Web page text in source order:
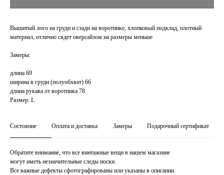
Вышитый лого на груди и сзади на воротнике, хлопковый подклад, плотный
материал, отлично сядет оверсайзом на размеры меньше
Замеры:
длина 69
ширина в груди (полуобхват) 66
длина рукава от воротника 78
Размер: L
Состояние Оплата и доставка Замеры Подарочный сертификат
Обратите внимание, что все винтажные вещи в нашем магазине
могут иметь незначительные следы носки.
Все важные дефекты сфотографированы или указаны в описании.